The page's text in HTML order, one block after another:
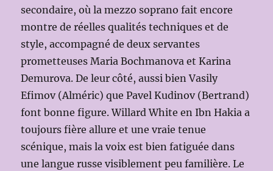
secondaire, où la mezzo soprano fait encore
montre de réelles qualités techniques et de
style, accompagné de deux servantes
prometteuses Maria Bochmanova et Karina
Demurova. De leur côté, aussi bien Vasily
Efimov (Alméric) que Pavel Kudinov (Bertrand)
font bonne figure. Willard White en Ibn Hakia a
toujours fière allure et une vraie tenue
scénique, mais la voix est bien fatiguée dans
une langue russe visiblement peu familière. Le